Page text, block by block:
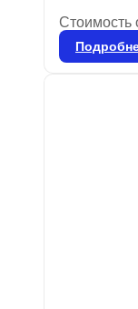
Стоимость